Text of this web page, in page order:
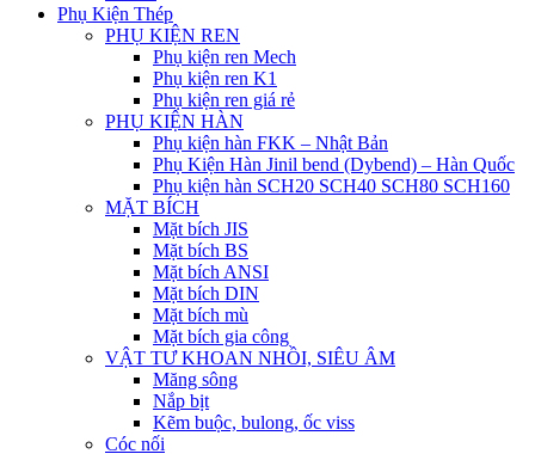
Phụ Kiện Thép
PHỤ KIỆN REN
Phụ kiện ren Mech
Phụ kiện ren K1
Phụ kiện ren giá rẻ
PHỤ KIỆN HÀN
Phụ kiện hàn FKK – Nhật Bản
Phụ Kiện Hàn Jinil bend (Dybend) – Hàn Quốc
Phụ kiện hàn SCH20 SCH40 SCH80 SCH160
MẶT BÍCH
Mặt bích JIS
Mặt bích BS
Mặt bích ANSI
Mặt bích DIN
Mặt bích mù
Mặt bích gia công
VẬT TƯ KHOAN NHỒI, SIÊU ÂM
Măng sông
Nắp bịt
Kẽm buộc, bulong, ốc viss
Cóc nối